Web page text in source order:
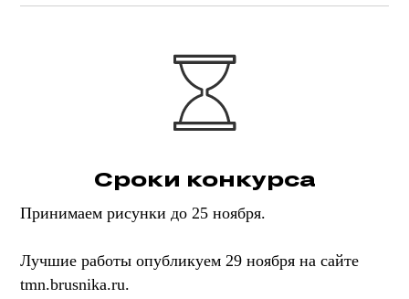
Сроки конкурса
Принимаем рисунки до 25 ноября.
Лучшие работы опубликуем 29 ноября на сайте
tmn.brusnika.ru.